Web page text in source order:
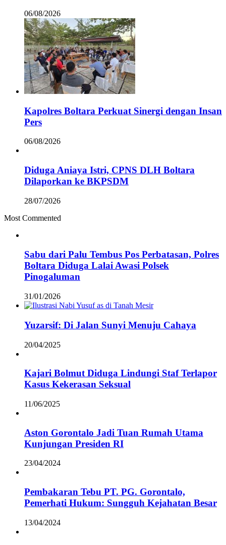
06/08/2026
Kapolres Boltara Perkuat Sinergi dengan Insan
Pers
06/08/2026
Diduga Aniaya Istri, CPNS DLH Boltara
Dilaporkan ke BKPSDM
28/07/2026
Most Commented
Sabu dari Palu Tembus Pos Perbatasan, Polres
Boltara Diduga Lalai Awasi Polsek
Pinogaluman
31/01/2026
Yuzarsif: Di Jalan Sunyi Menuju Cahaya
20/04/2025
Kajari Bolmut Diduga Lindungi Staf Terlapor
Kasus Kekerasan Seksual
11/06/2025
Aston Gorontalo Jadi Tuan Rumah Utama
Kunjungan Presiden RI
23/04/2024
Pembakaran Tebu PT. PG. Gorontalo,
Pemerhati Hukum: Sungguh Kejahatan Besar
13/04/2024